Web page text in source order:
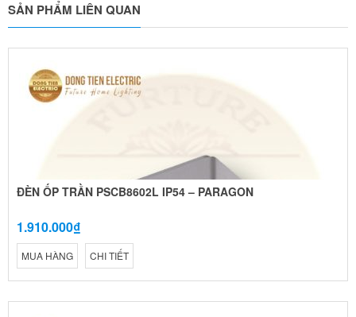
SẢN PHẨM LIÊN QUAN
ĐÈN ỐP TRẦN PSCB8602L IP54 – PARAGON
1.910.000₫
MUA HÀNG CHI TIẾT